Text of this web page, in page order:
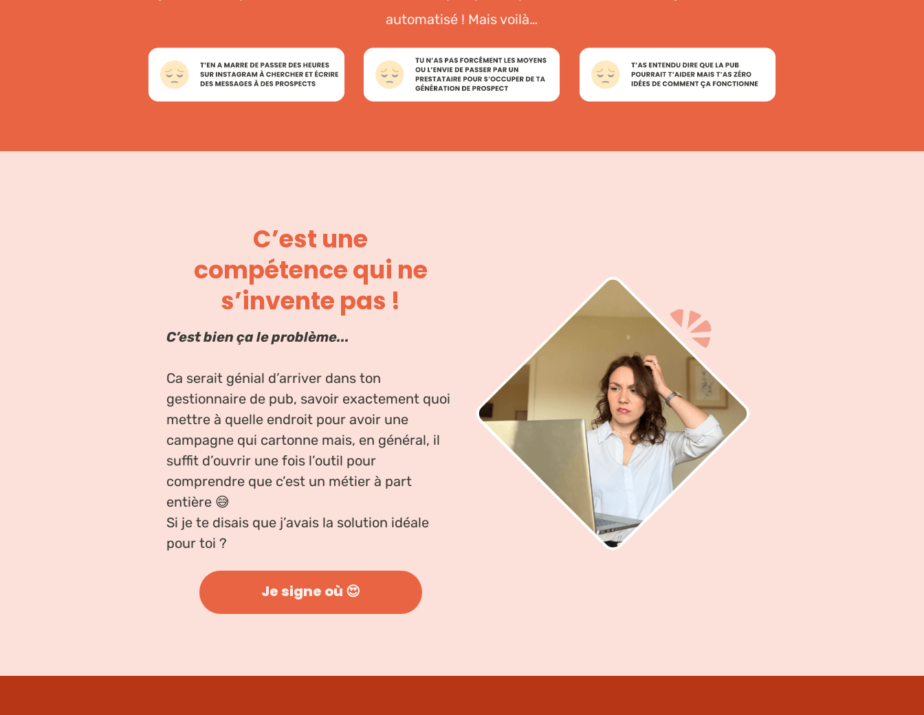
automatisé ! Mais voilà…
C’est une
compétence qui ne
s’invente pas !
C’est bien ça le problème...
Ca serait génial d’arriver dans ton
gestionnaire de pub, savoir exactement quoi
mettre à quelle endroit pour avoir une
campagne qui cartonne mais, en général, il
suffit d’ouvrir une fois l’outil pour
comprendre que c’est un métier à part
entière 😅
Si je te disais que j’avais la solution idéale
pour toi ?
Je signe où 😍